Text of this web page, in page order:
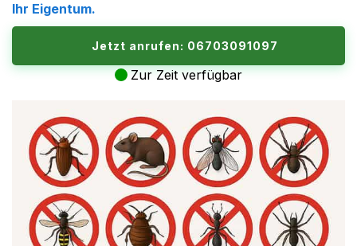
Ihr Eigentum.
Jetzt anrufen: 06703091097
Zur Zeit verfügbar